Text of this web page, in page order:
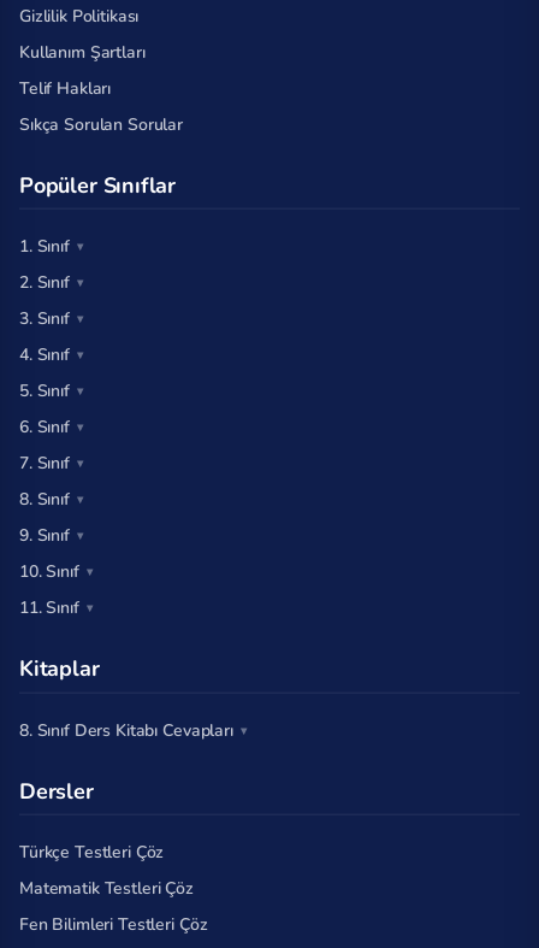
Gizlilik Politikası
Kullanım Şartları
Telif Hakları
Sıkça Sorulan Sorular
Popüler Sınıflar
1. Sınıf
2. Sınıf
3. Sınıf
4. Sınıf
5. Sınıf
6. Sınıf
7. Sınıf
8. Sınıf
9. Sınıf
10. Sınıf
11. Sınıf
Kitaplar
8. Sınıf Ders Kitabı Cevapları
Dersler
Türkçe Testleri Çöz
Matematik Testleri Çöz
Fen Bilimleri Testleri Çöz